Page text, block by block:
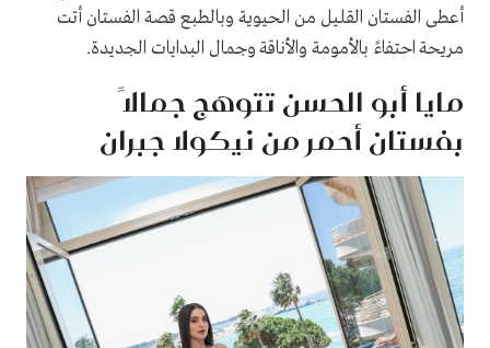
أعطى الفستان القليل من الحيوية وبالطبع قصة الفستان أتت
مريحة احتفاءً بالأمومة والأناقة وجمال البدايات الجديدة.
مايا أبو الحسن تتوهج جمالاً
بفستان أحمر من نيكولا جبران